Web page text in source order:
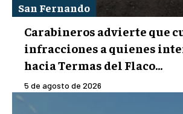
San Fernando
Carabineros advierte que
infracciones a quienes
hacia Termas del Flaco...
5 de agosto de 2026